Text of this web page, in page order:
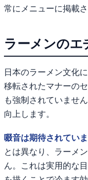
常にメニューに掲載
ラーメンのエ
日本のラーメン文化
移転されたマナーの
も強制されていませ
向上します。
啜音は期待されていま
とは異なり、ラーメ
ん。これは実用的な